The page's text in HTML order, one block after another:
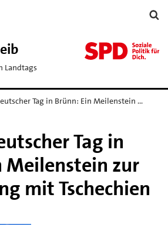
Landtags
Tag in Brünn: Ein Meilenstein …
Tag in
Meilenstein zur
mit Tschechien